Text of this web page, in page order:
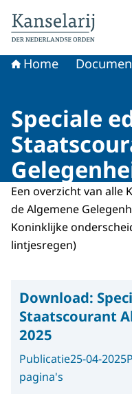
Home
Speciale
Een overzicht van alle
de Algemene
Koninklijke
lintjesregen)
Download:
Staatscourant
2025
Publicatie25-04-2025
pagina's